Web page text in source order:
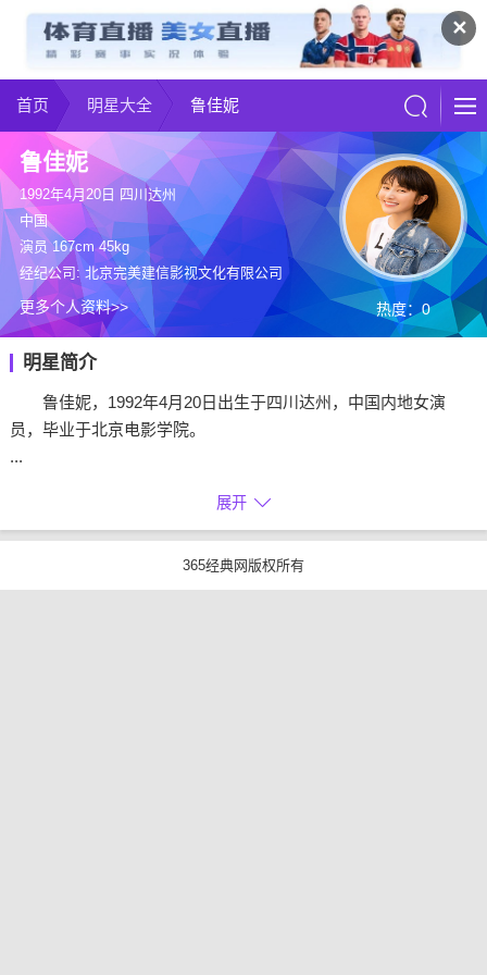
✕
首页 明星大全 鲁佳妮
热度：0
鲁佳妮
1992年4月20日 四川达州
中国
演员 167cm 45kg
经纪公司: 北京完美建信影视文化有限公司
更多个人资料>>
明星简介
鲁佳妮，1992年4月20日出生于四川达州，中国内地女演
员，毕业于北京电影学院。
...
展开
365经典网版权所有